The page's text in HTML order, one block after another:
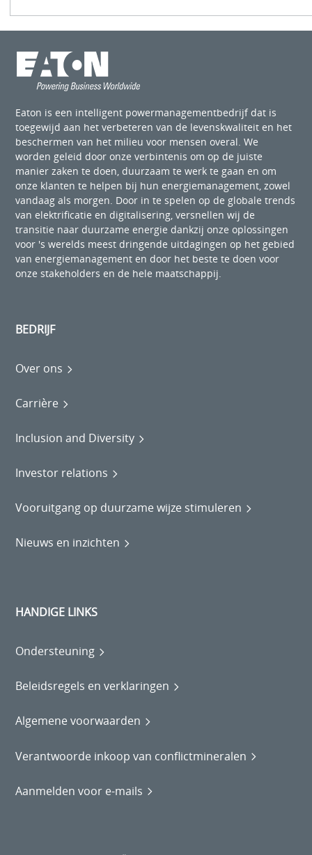
Eaton is een intelligent powermanagementbedrijf dat is
toegewijd aan het verbeteren van de levenskwaliteit en het
beschermen van het milieu voor mensen overal. We
worden geleid door onze verbintenis om op de juiste
manier zaken te doen, duurzaam te werk te gaan en om
onze klanten te helpen bij hun energiemanagement, zowel
vandaag als morgen. Door in te spelen op de globale trends
van elektrificatie en digitalisering, versnellen wij de
transitie naar duurzame energie dankzij onze oplossingen
voor 's werelds meest dringende uitdagingen op het gebied
van energiemanagement en door het beste te doen voor
onze stakeholders en de hele maatschappij.
BEDRIJF
Over ons
Carrière
Inclusion and Diversity
Investor relations
Vooruitgang op duurzame wijze stimuleren
Nieuws en inzichten
HANDIGE LINKS
Ondersteuning
Beleidsregels en verklaringen
Algemene voorwaarden
Verantwoorde inkoop van conflictmineralen
Aanmelden voor e-mails